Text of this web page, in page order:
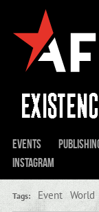
Events
Instagram
Tags: Event World